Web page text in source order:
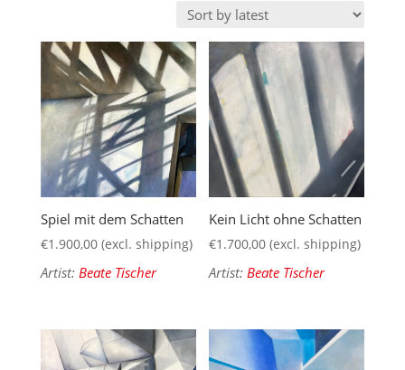
Spiel mit dem Schatten
€1.900,00 (excl. shipping)
Artist: Beate Tischer
Kein Licht ohne Schatten
€1.700,00 (excl. shipping)
Artist:Beate Tischer